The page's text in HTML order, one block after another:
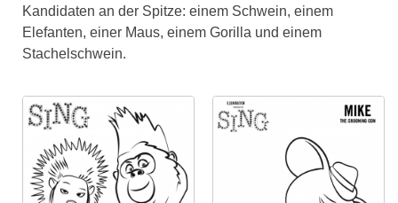
Kandidaten an der Spitze: einem Schwein, einem
Elefanten, einer Maus, einem Gorilla und einem
Stachelschwein.